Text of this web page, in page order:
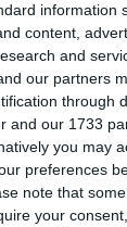
information
content,
and
our partners
through
and our 1733
you may
preferences
note that
your
pelo
a maioria
que
há 5